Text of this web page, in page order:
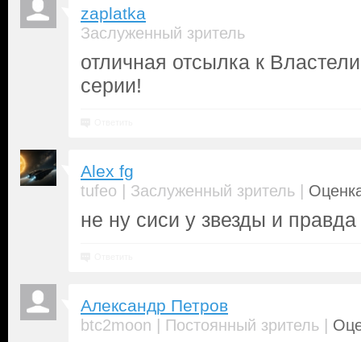
zaplatka
Заслуженный зритель
отличная отсылка к
серии!
Alex fg
tufeo | Заслуженный зритель |
не ну сиси у звезды и
Александр Петров
btc2moon | Постоянный зритель |